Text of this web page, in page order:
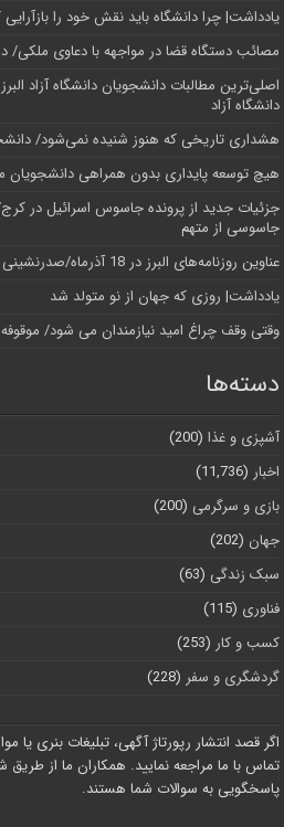
یادداشت| چرا دانشگاه باید نقش خود را بازآرایی
مصائب دستگاه قضا در مواجهه با دعاوی ملکی/
اصلی‌ترین مطالبات دانشجویان دانشگاه آزاد
دانشگاه آز‌اد
هشداری تاریخی که هنوز شنیده نمی‌شود/
هیچ توسعه پایداری بدون همراهی
جزئیات جدید از پرونده جاسوس اسرائیل در
جاسوسی از متهم
عناوین روزنامه‌های البرز در ‌18 آذرماه/صدرنشینی در ارائه خدمات زایمان بی‌درد
یادداشت| روزی که جهان از نو متولد شد
وقتی وقف چراغ امید نیازمندان می شود/ موقوفه
دسته‌ها
آشپزی و غذا (200)
اخبار (11,736)
بازی و سرگرمی (200)
جهان (202)
سبک زندگی (63)
فناوری (115)
کسب و کار (253)
گردشگری و سفر (228)
اگر قصد انتشار رپورتاژ آگهی، تبلیغات بنری یا
تماس با ما مراجعه نمایید. همکاران ما از طریق
پاسخگویی به سوالات شما هستند.